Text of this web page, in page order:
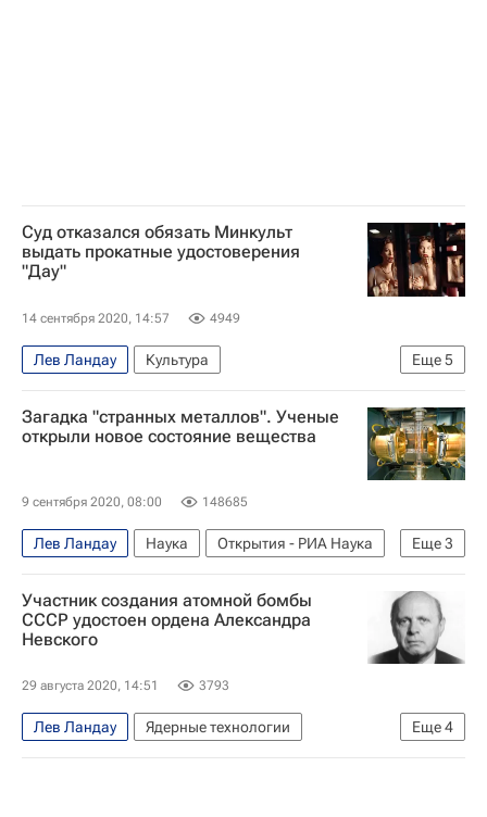
Суд отказался обязать Минкульт
выдать прокатные удостоверения
"Дау"
14 сентября 2020, 14:57 4949
Еще5
Лев Ландау
Культура
Министерство культуры Российской Федерации (Минкультуры России)
Теодор Курентзис
Новости культуры
Загадка "странных металлов". Ученые
открыли новое состояние вещества
9 сентября 2020, 08:00 148685
Еще3
Лев Ландау Наука
Открытия - РИА Наука
Химия
Физика сверхпроводники
Участник создания атомной бомбы
СССР удостоен ордена Александра
Невского
29 августа 2020, 14:51 3793
Еще4
Лев Ландау
Ядерные технологии
Атомная бомба
Российская академия наук